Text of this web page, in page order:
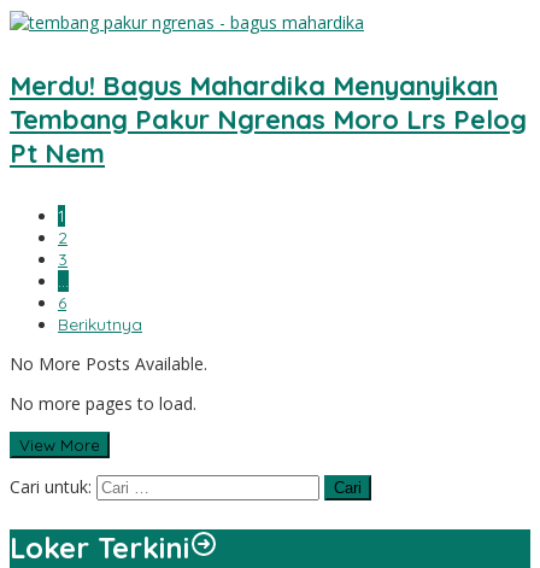
Merdu! Bagus Mahardika Menyanyikan
Tembang Pakur Ngrenas Moro Lrs Pelog
Pt Nem
1
2
3
…
6
Berikutnya
No More Posts Available.
No more pages to load.
View More
Cari untuk:
Loker Terkini